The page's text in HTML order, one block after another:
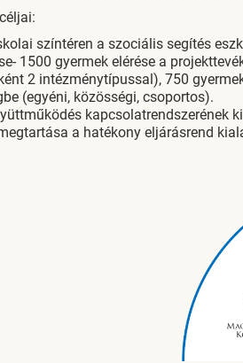
színtéren a szociális segítés
1500 gyermek elérése a
2 intézménytípussal), 750
(egyéni, közösségi, csoportos).
kapcsolatrendszerének
a hatékony eljárásrend